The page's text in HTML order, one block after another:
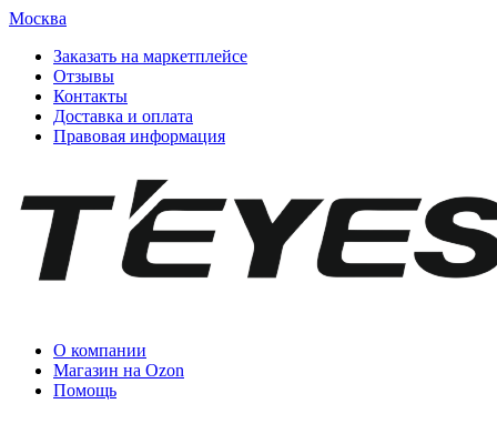
Москва
Заказать на маркетплейсе
Отзывы
Контакты
Доставка и оплата
Правовая информация
О компании
Магазин на Ozon
Помощь